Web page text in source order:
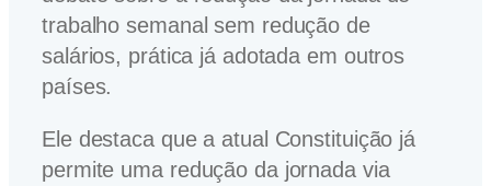
trabalho semanal sem redução de
salários, prática já adotada em outros
países.
Ele destaca que a atual Constituição já
permite uma redução da jornada via